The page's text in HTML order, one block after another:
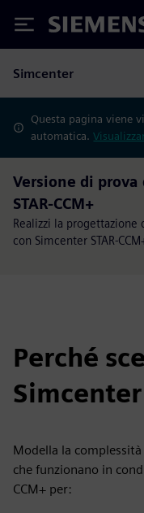
Siemens
Simcenter
Questa pagina viene
automatica.
Versione di
STAR-CCM+
Realizzi la progettazione
con Simcenter STAR-
Perché
Simcenter
Modella la
che funzionano in
CCM+ per: